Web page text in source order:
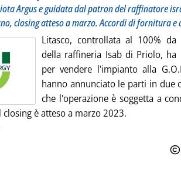
Argus e guidata dal patron del raffinatore
closing atteso a marzo. Accordi di fornitura
Litasco, controllata al 100%
della raffineria Isab di Priolo, ha
per vendere l'impianto alla
hanno annunciato le parti in due
che l'operazione è soggetta a
è atteso a marzo 2023.